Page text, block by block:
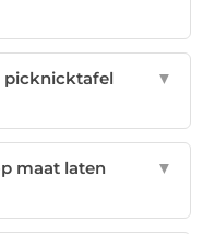
picknicktafel
▼
maat laten
▼